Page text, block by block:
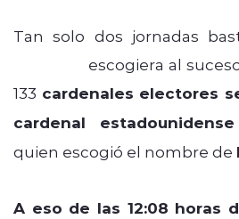
Tan solo dos jornadas
escogiera al
133 cardenales electores
cardenal
quien escogió el nombre de
A eso de las 12:08 horas